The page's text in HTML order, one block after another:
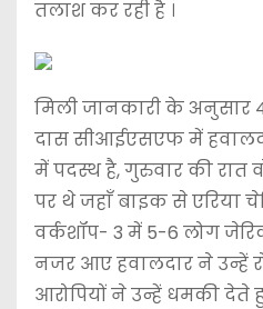
तलाश कर रही है ।
मिली जानकारी के अनुसार
दास सीआईएसएफ में
में पदस्थ है, गुरुवार की रात
पर थे जहाँ बाइक से एरिया
वर्कशॉप- 3 में 5-6 लोग
नजर आए हवालदार ने उन्हें
आरोपियों ने उन्हें धमकी देते